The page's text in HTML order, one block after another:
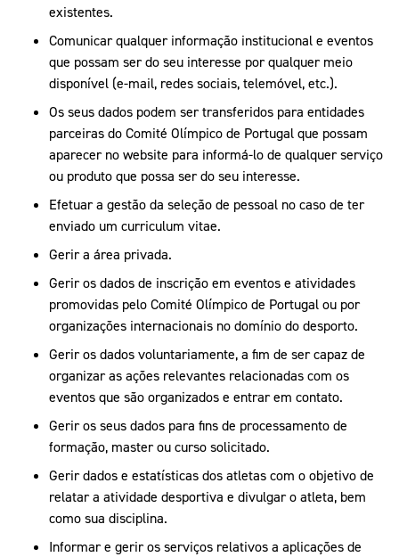
existentes.
Comunicar qualquer informação institucional e eventos
que possam ser do seu interesse por qualquer meio
disponível (e-mail, redes sociais, telemóvel, etc.).
Os seus dados podem ser transferidos para entidades
parceiras do Comité Olímpico de Portugal que possam
aparecer no website para informá-lo de qualquer serviço
ou produto que possa ser do seu interesse.
Efetuar a gestão da seleção de pessoal no caso de ter
enviado um curriculum vitae.
Gerir a área privada.
Gerir os dados de inscrição em eventos e atividades
promovidas pelo Comité Olímpico de Portugal ou por
organizações internacionais no domínio do desporto.
Gerir os dados voluntariamente, a fim de ser capaz de
organizar as ações relevantes relacionadas com os
eventos que são organizados e entrar em contato.
Gerir os seus dados para fins de processamento de
formação, master ou curso solicitado.
Gerir dados e estatísticas dos atletas com o objetivo de
relatar a atividade desportiva e divulgar o atleta, bem
como sua disciplina.
Informar e gerir os serviços relativos a aplicações de